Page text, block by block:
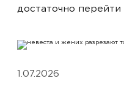
достаточно перейти
1.07.2026